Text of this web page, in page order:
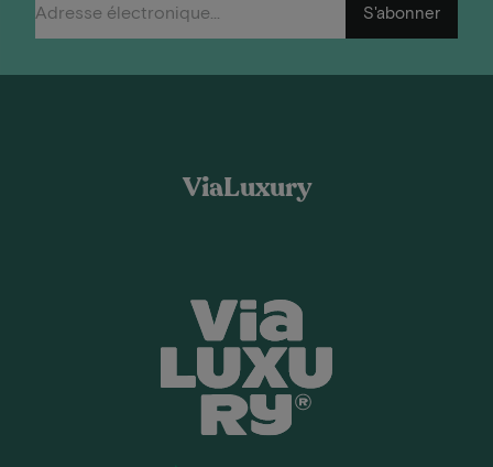
S'abonner
ViaLuxury